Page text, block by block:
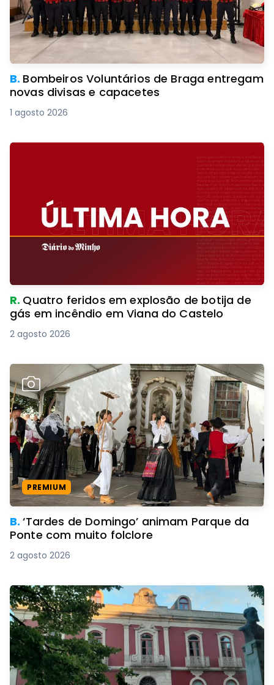
B. Bombeiros Voluntários de Braga entregam
novas divisas e capacetes
1 agosto 2026
R. Quatro feridos em explosão de botija de
gás em incêndio em Viana do Castelo
2 agosto 2026
PREMIUM
B.‘Tardes de Domingo’ animam Parque da
Ponte com muito folclore
2 agosto 2026